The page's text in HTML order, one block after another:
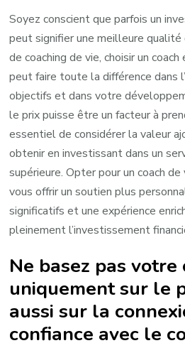
Soyez conscient que parfois un
peut signifier une meilleure qualité
de coaching de vie, choisir un
peut faire toute la différence dans
objectifs et dans votre
le prix puisse être un facteur à
essentiel de considérer la valeur
obtenir en investissant dans un
supérieure. Opter pour un coach
vous offrir un soutien plus
significatifs et une expérience
pleinement l’investissement
Ne basez pas votre
uniquement sur le
aussi sur la
confiance avec le